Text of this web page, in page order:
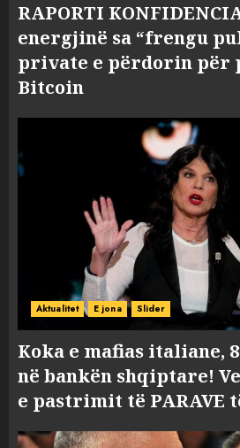
RAPORTI
energjinë sa “frengu
private e përdorin për
Bitcoin
Aktualitet E jona Slider
Koka e mafias italiane,
në bankën shqiptare!
e pastrimit të PARAVE